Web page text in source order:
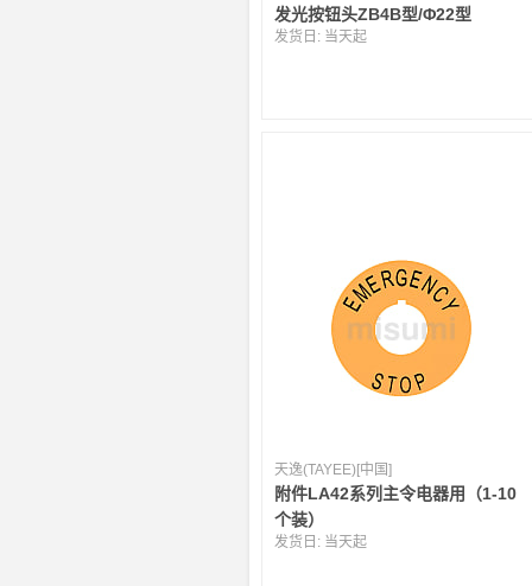
发光按钮头ZB4B型/Φ22型
发货日: 当天起
天逸(TAYEE)[中国]
附件LA42系列主令电器用（1-10
个装）
发货日: 当天起